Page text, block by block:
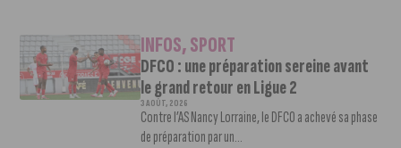
INFOS,SPORT
DFCO : une préparation sereine avant
le grand retour en Ligue 2
3 AOÛT, 2026
Contre l’AS Nancy Lorraine, le DFCO a achevé sa phase
de préparation par un...